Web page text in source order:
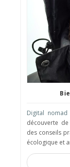
Digital
découverte
des conseils
écologique et